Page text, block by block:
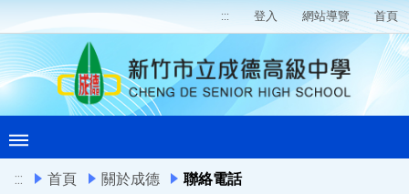
::: 登入 網站導覽 首頁
::: 首頁 關於成德 聯絡電話